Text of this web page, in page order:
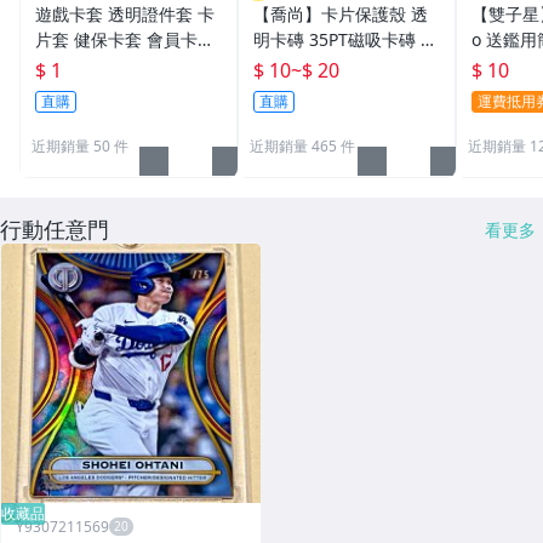
遊戲卡套 透明證件套 卡
片套 健保卡套 會員卡套
身分證卡套 名片夾 悠遊
卡 IC卡套 提款卡套 銀行
卡套 名片
$ 1
直購
近期銷量 50 件
【喬尚】卡片保護殼 透
明卡磚 35PT磁吸卡磚 貝
殼卡磚 球員卡保護殼 卡
磚展示架 寶可夢 遊戲卡
球員卡
$ 10~$ 20
直購
近期銷量 465 件
【雙子
o 送鑑用
43000
$ 10
運費抵用
近期銷量
行動任意門 看更多
收藏品
Y9307211569